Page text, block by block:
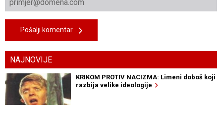
Pošalji komentar
NAJNOVIJE
KRIKOM PROTIV NACIZMA: Limeni doboš koji
razbija velike ideologije